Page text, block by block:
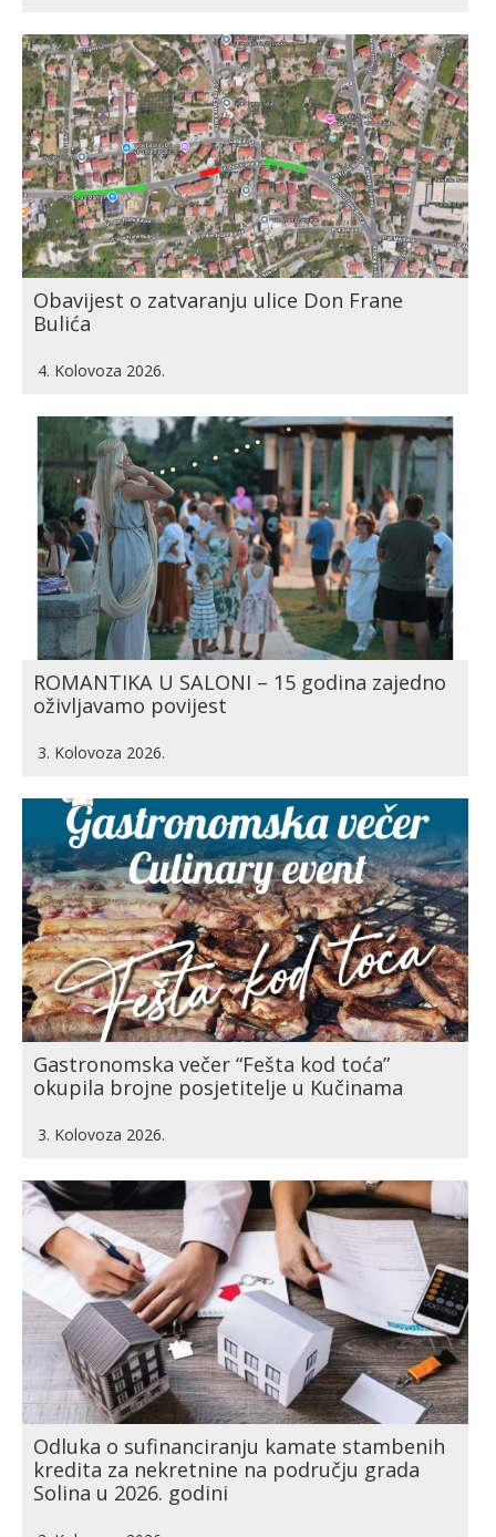
Obavijest o zatvaranju ulice Don Frane
Bulića
4. Kolovoza 2026.
ROMANTIKA U SALONI – 15 godina zajedno
oživljavamo povijest
3. Kolovoza 2026.
Gastronomska večer “Fešta kod toća”
okupila brojne posjetitelje u Kučinama
3. Kolovoza 2026.
Odluka o sufinanciranju kamate stambenih
kredita za nekretnine na području grada
Solina u 2026. godini